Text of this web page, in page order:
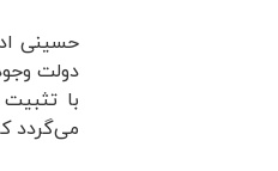
حسینی
دولت
با
می‌گردد